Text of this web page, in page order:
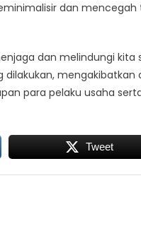
dan
dan melindungi
mengakibatkan
para pelaku usaha
Tweet